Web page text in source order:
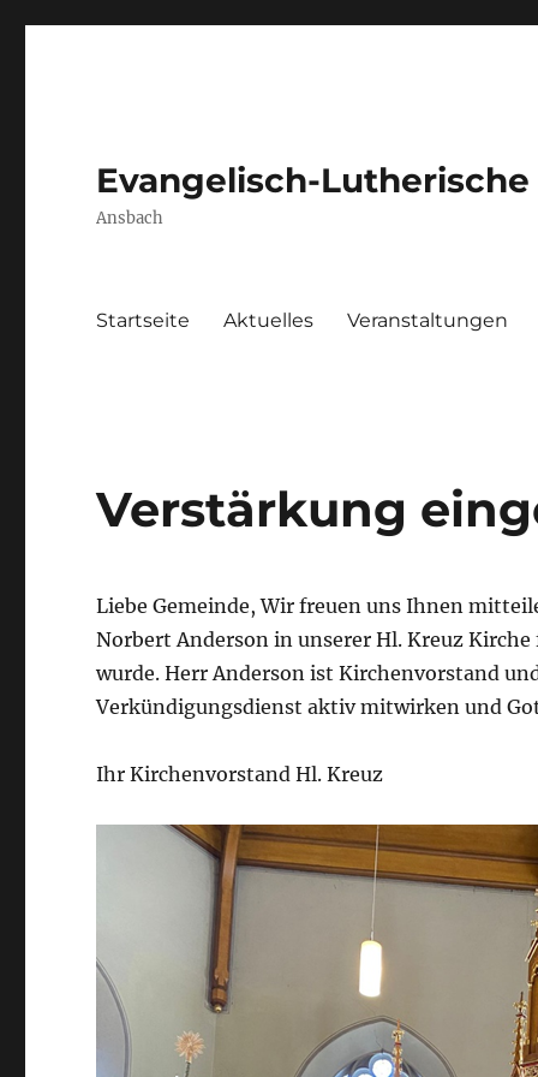
Evangelisch-
Ansbach
Startseite Aktuelles Veranstaltungen
Verstärkung
Liebe Gemeinde, Wir freuen uns Ihnen
Norbert Anderson in unserer Hl. Kreuz
wurde. Herr Anderson ist Kirchenvorstand
Verkündigungsdienst aktiv mitwirken und
Ihr Kirchenvorstand Hl. Kreuz